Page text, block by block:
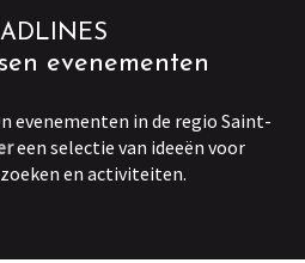
evenementen
evenementen in de regio Saint-
een selectie van ideeën voor
en activiteiten.